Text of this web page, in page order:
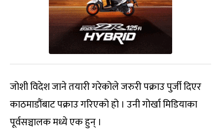
जोशी विदेश जाने तयारी गरेकोले जरुरी पक्राउ पुर्जी दिएर
काठमाडौंबाट पक्राउ गरिएको हो । उनी गोर्खा मिडियाका
पूर्वसञ्चालक मध्ये एक हुन् ।